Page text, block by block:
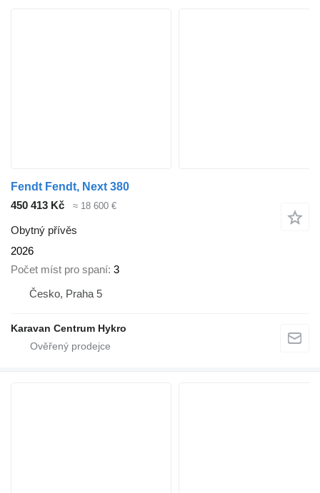
Fendt Fendt, Next 380
450 413 Kč
≈ 18 600 €
Obytný přívěs
2026
Počet míst pro spaní 3
Česko, Praha 5
Karavan Centrum Hykro